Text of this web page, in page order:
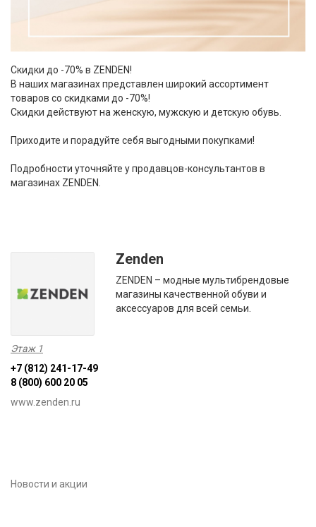
Скидки до -70% в ZENDEN!
В наших магазинах представлен широкий ассортимент
товаров со скидками до -70%!
Скидки действуют на женскую, мужскую и детскую обувь.
Приходите и порадуйте себя выгодными покупками!
Подробности уточняйте у продавцов-консультантов в
магазинах ZENDEN.
Zenden
ZENDEN – модные мультибрендовые
магазины качественной обуви и
аксессуаров для всей семьи.
Этаж 1
+7 (812) 241-17-49
8 (800) 600 20 05
www.zenden.ru
Новости и акции